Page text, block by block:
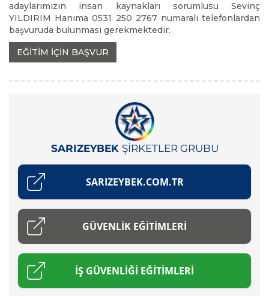
adaylarımızın insan kaynakları sorumlusu Sevinç
YILDIRIM Hanıma 0531 250 2767 numaralı telefonlardan
başvuruda bulunması gerekmektedir.
EĞİTİM İÇİN BAŞVUR